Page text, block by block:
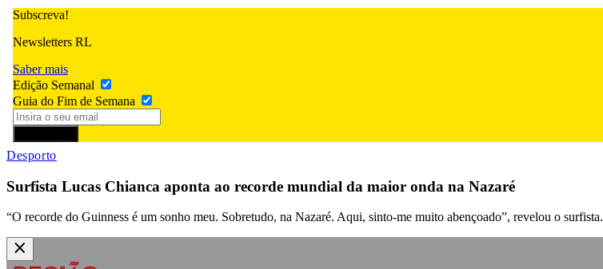
Subscreva!
Newsletters RL
Saber mais
Edição Semanal
Guia do Fim de Semana
Desporto
Surfista Lucas Chianca aponta ao recorde mundial da maior onda na Nazaré
“O recorde do Guinness é um sonho meu. Sobretudo, na Nazaré. Aqui, sinto-me muito abençoado”, revelou o surfista.